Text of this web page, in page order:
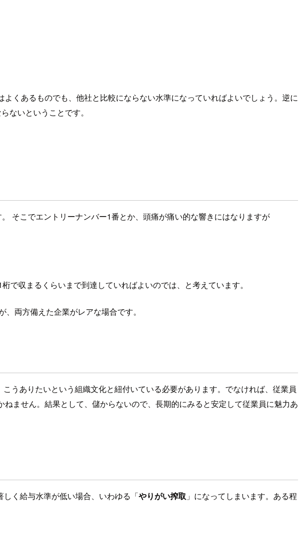
くあるものでも、他社と比較にならない水準になっていればよいでしょう。逆に
ないということです。
そこでエントリーナンバー1番とか、頭痛が痛い的な響きにはなりますが
収まるくらいまで到達していればよいのでは、と考えています。
両方備えた企業がレアな場合です。
うありたいという組織文化と紐付いている必要があります。でなければ、従業員
ません。結果として、儲からないので、長期的にみると安定して従業員に魅力あ
く給与水準が低い場合、いわゆる「やりがい搾取 」になってしまいます。ある程